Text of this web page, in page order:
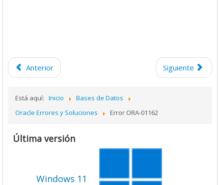
Anterior Siguiente
Está aquí: Inicio
Bases de Datos
Oracle Errores y Soluciones
Error ORA-01162
Última versión
Windows 11